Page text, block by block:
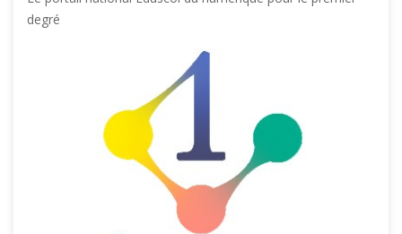
degré